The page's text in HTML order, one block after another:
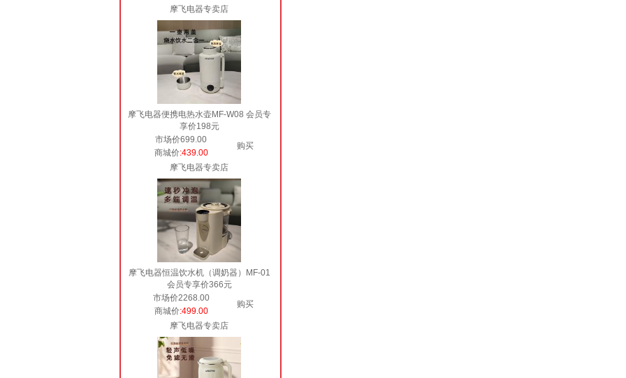
摩飞电器专卖店
摩飞电器便携电热水壶MF-W08 会员专
享价198元
市场价699.00
购买
商城价:439.00
摩飞电器专卖店
摩飞电器恒温饮水机（调奶器）MF-01
会员专享价366元
市场价2268.00
购买
商城价:499.00
摩飞电器专卖店